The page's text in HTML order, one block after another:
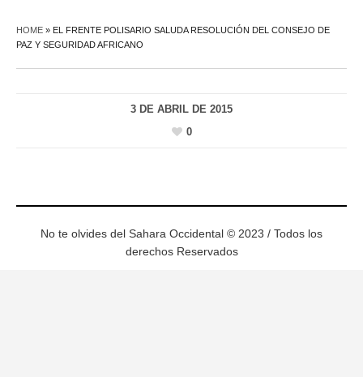
HOME » EL FRENTE POLISARIO SALUDA RESOLUCIÓN DEL CONSEJO DE
PAZ Y SEGURIDAD AFRICANO
3 DE ABRIL DE 2015
0
No te olvides del Sahara Occidental © 2023 / Todos los
derechos Reservados